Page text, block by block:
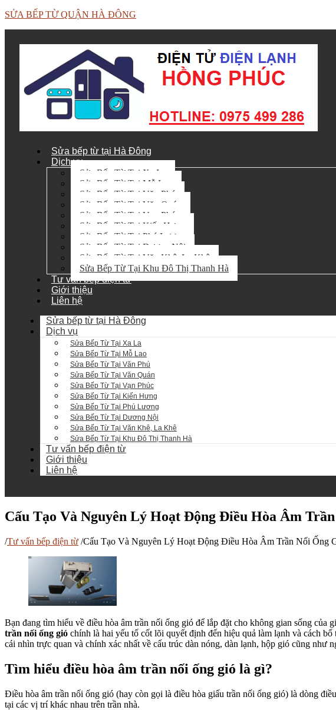
SỬA BẾP TỪ QUẬN HÀ ĐÔNG
Sửa bếp từ tại Hà Đông
Dịch vụ
Sửa Bếp Từ Tại Xa La
Sửa Bếp Từ Tại Mỗ Lao
Sửa Bếp Từ Tại Văn Phú
Sửa Bếp Từ Tại Văn Quán
Sửa Bếp Từ Tại Vạn Phúc
Sửa Bếp Từ Tại Kiến Hưng
Sửa Bếp Từ Tại Phú Lương
Sửa Bếp Từ Tại Dương Nội
Sửa Bếp Từ Tại Văn Khê, La Khê
Sửa Bếp Từ Tại Khu Đô Thị Thanh Hà
Tư vấn bếp điện từ
Giới thiệu
Liên hệ
Sửa bếp từ tại Hà Đông
Dịch vụ
Sửa Bếp Từ Tại Xa La
Sửa Bếp Từ Tại Mỗ Lao
Sửa Bếp Từ Tại Văn Phú
Sửa Bếp Từ Tại Văn Quán
Sửa Bếp Từ Tại Vạn Phúc
Sửa Bếp Từ Tại Kiến Hưng
Sửa Bếp Từ Tại Phú Lương
Sửa Bếp Từ Tại Dương Nội
Sửa Bếp Từ Tại Văn Khê, La Khê
Sửa Bếp Từ Tại Khu Đô Thị Thanh Hà
Tư vấn bếp điện từ
Giới thiệu
Liên hệ
Cấu Tạo Và Nguyên Lý Hoạt Động Điều Hòa Âm
/Tư vấn bếp điện từ /Cấu Tạo Và Nguyên Lý Hoạt Động Điều Hòa Âm Trần Nối Ống
Bạn đang tìm hiểu về điều hòa âm trần nối ống gió để lắp đặt cho không gian sống
trần nối ống gió chính là hai yếu tố cốt lõi quyết định đến hiệu quả làm lạnh và cách
cái nhìn trực quan và chính xác nhất về cấu trúc dàn nóng, dàn lạnh, hộp gió cũng
Tìm hiểu điều hòa âm trần nối ống gió là gì?
Điều hòa âm trần nối ống gió (hay còn gọi là điều hòa giấu trần nối ống gió) là dòng
tại các vị trí khác nhau trên trần nhà.